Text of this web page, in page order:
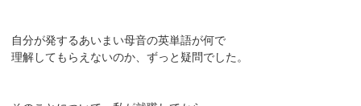
自分が発するあいまい母音の英単語が何で
理解してもらえないのか、ずっと疑問でした。